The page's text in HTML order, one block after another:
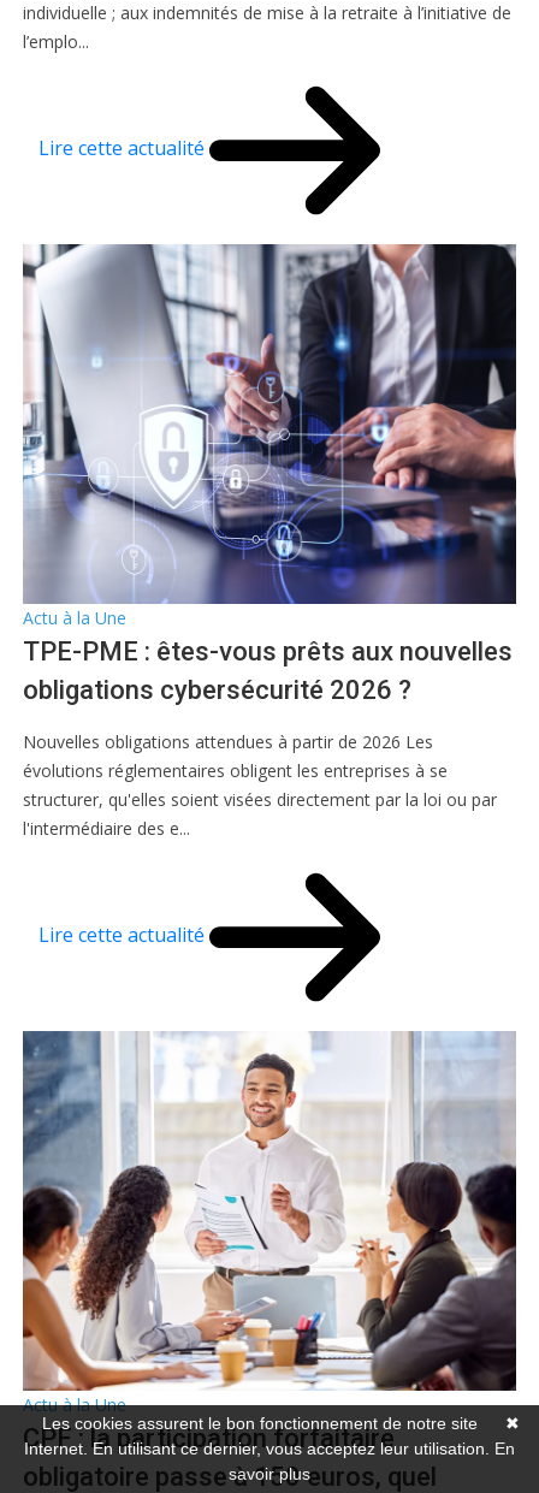
individuelle ; aux indemnités de mise à la retraite à l’initiative de
l’emplo...
Lire cette actualité
Actu à la Une
TPE-PME : êtes-vous prêts aux nouvelles
obligations cybersécurité 2026 ?
Nouvelles obligations attendues à partir de 2026 Les
évolutions réglementaires obligent les entreprises à se
structurer, qu'elles soient visées directement par la loi ou par
l'intermédiaire des e...
Lire cette actualité
Actu à la Une
CPF : la participation forfaitaire
obligatoire passe à 150 euros, quel
✖
Les cookies assurent le bon fonctionnement de notre site
Internet. En utilisant ce dernier, vous acceptez leur utilisation. En
savoir plus